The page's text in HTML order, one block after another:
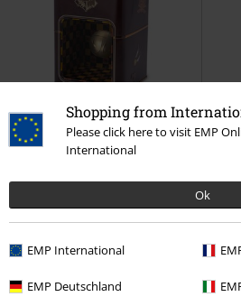
Shopping from
Please click here to visit EMP
International
Ok
EMP International
EMP Deutschland
Téměř vyprodáno
Golden Snitch
Harry Potter
Pokladnička
%